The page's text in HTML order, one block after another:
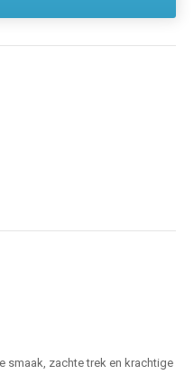
smaak, zachte trek en krachtige